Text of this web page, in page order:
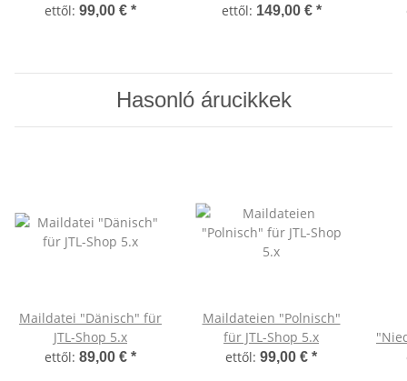
ettől: 99,00 € *
ettől: 149,00 € *
Hasonló árucikkek
Maildatei "Dänisch" für
JTL-Shop 5.x
ettől: 89,00 € *
Maildateien "Polnisch"
für JTL-Shop 5.x
ettől: 99,00 € *